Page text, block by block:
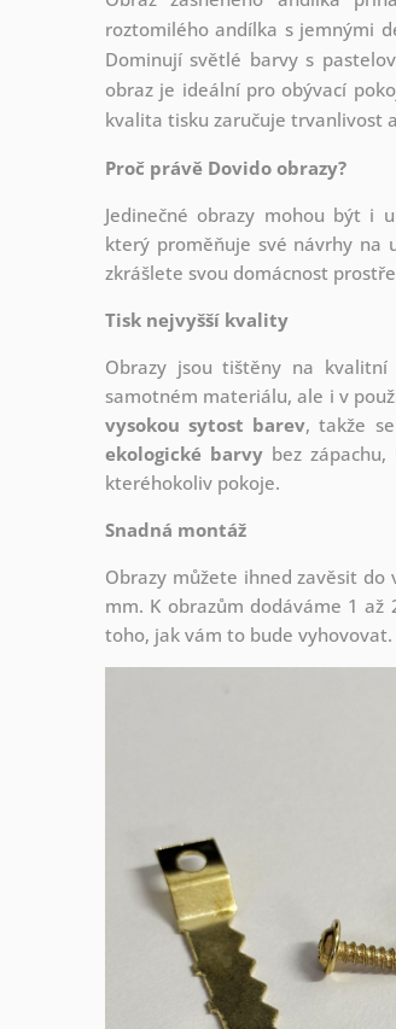
roztomilého andílka s jemnými
Dominují světlé barvy s
obraz je ideální pro obývací
kvalita tisku zaručuje trvanlivost
Proč právě Dovido obrazy?
Jedinečné obrazy mohou být i
který proměňuje své návrhy na
zkrášlete svou domácnost
Tisk nejvyšší kvality
Obrazy jsou tištěny na
samotném materiálu, ale i v
vysokou sytost barev, takže
ekologické barvy bez
kteréhokoliv pokoje.
Snadná montáž
Obrazy můžete ihned zavěsit
mm. K obrazům dodáváme 1
toho, jak vám to bude vyhovovat.